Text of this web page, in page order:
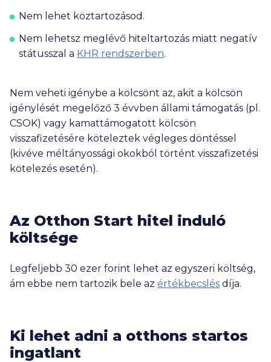
Nem lehet köztartozásod.
Nem lehetsz meglévő hiteltartozás miatt negatív
státusszal a KHR rendszerben.
Nem veheti igénybe a kölcsönt az, akit a kölcsön
igénylését megelőző 3 évvben állami támogatás (pl.
CSOK) vagy kamattámogatott kölcsön
visszafizetésére köteleztek végleges döntéssel
(kivéve méltányossági okokból történt visszafizetési
kötelezés esetén).
Az Otthon Start hitel induló
költsége
Legfeljebb 30 ezer forint lehet az egyszeri költség,
ám ebbe nem tartozik bele az értékbecslés díja.
Ki lehet adni a otthons startos
ingatlant